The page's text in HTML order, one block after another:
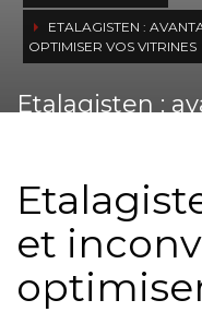
ETALAGISTEN :
OPTIMISER VOS VITRINES
Etalagisten :
et